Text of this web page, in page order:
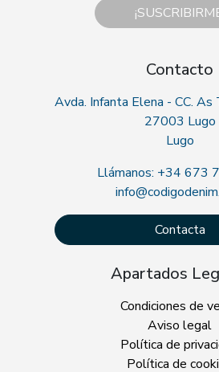
Contacto
Avda. Infanta Elena - CC. As
27003 Lugo
Lugo
Llámanos: +34 673
Contacta
Apartados
Condiciones de
Aviso legal
Política de
Política de